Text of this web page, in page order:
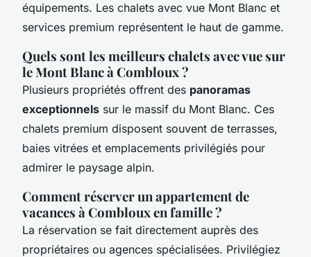
équipements. Les chalets avec vue Mont Blanc et
services premium représentent le haut de gamme.
Quels sont les meilleurs chalets avec vue sur
le Mont Blanc à Combloux ?
Plusieurs propriétés offrent des panoramas
exceptionnels sur le massif du Mont Blanc. Ces
chalets premium disposent souvent de terrasses,
baies vitrées et emplacements privilégiés pour
admirer le paysage alpin.
Comment réserver un appartement de
vacances à Combloux en famille ?
La réservation se fait directement auprès des
propriétaires ou agences spécialisées. Privilégiez